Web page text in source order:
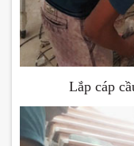
Lắp cáp